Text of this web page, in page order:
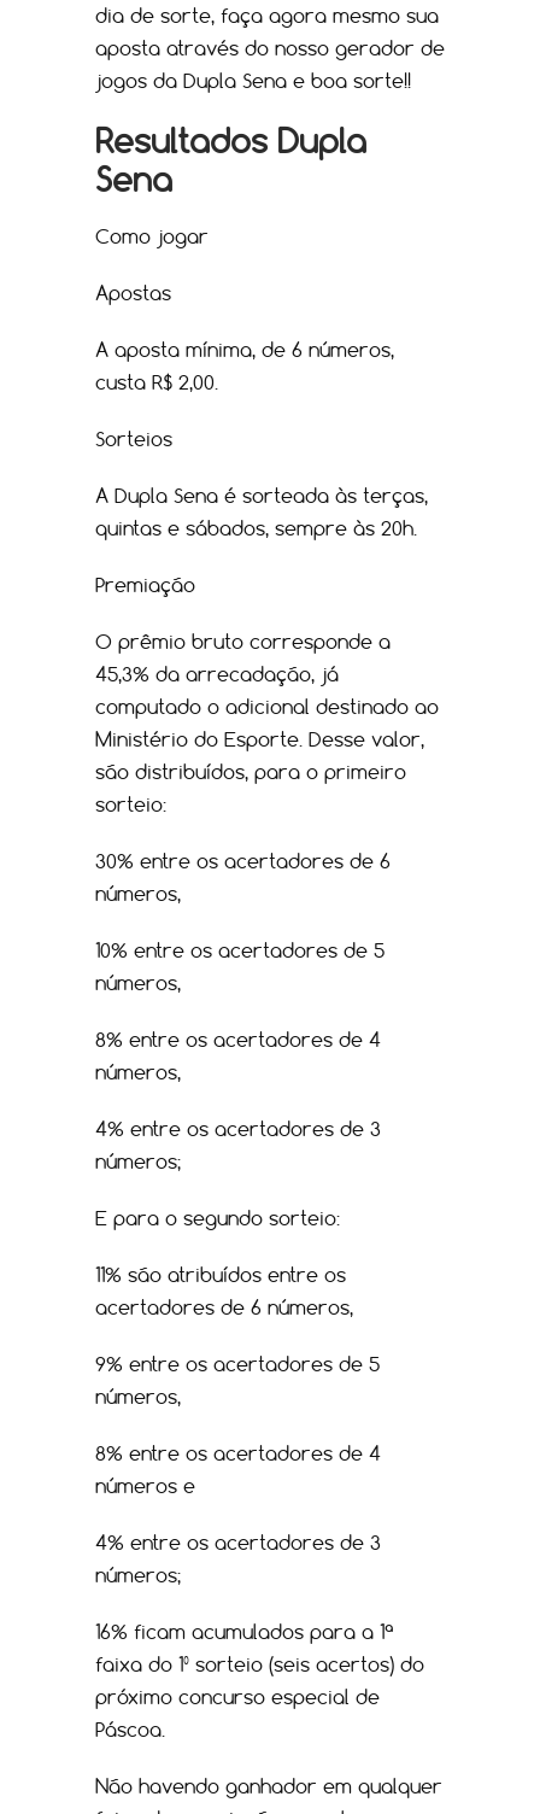
dia de sorte, faça agora mesmo sua
aposta através do nosso gerador de
jogos da Dupla Sena e boa sorte!!
Resultados Dupla
Sena
Como jogar
Apostas
A aposta mínima, de 6 números,
custa R$ 2,00.
Sorteios
A Dupla Sena é sorteada às terças,
quintas e sábados, sempre às 20h.
Premiação
O prêmio bruto corresponde a
45,3% da arrecadação, já
computado o adicional destinado ao
Ministério do Esporte. Desse valor,
são distribuídos, para o primeiro
sorteio:
30% entre os acertadores de 6
números,
10% entre os acertadores de 5
números,
8% entre os acertadores de 4
números,
4% entre os acertadores de 3
números;
E para o segundo sorteio:
11% são atribuídos entre os
acertadores de 6 números,
9% entre os acertadores de 5
números,
8% entre os acertadores de 4
números e
4% entre os acertadores de 3
números;
16% ficam acumulados para a 1ª
faixa do 1º sorteio (seis acertos) do
próximo concurso especial de
Páscoa.
Não havendo ganhador em qualquer